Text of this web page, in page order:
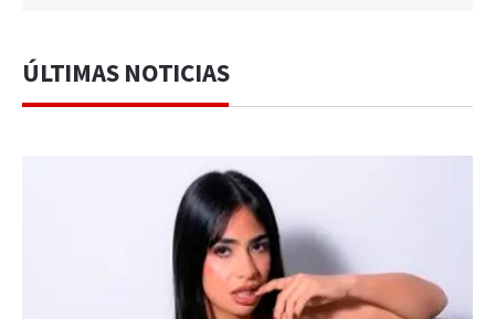
ÚLTIMAS NOTICIAS